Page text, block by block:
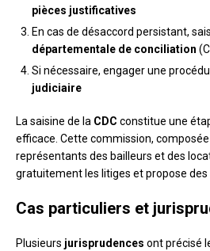
pièces justificatives
En cas de désaccord persistant,
départementale de conciliation
Si nécessaire, engager une
judiciaire
La saisine de la CDC constitue une
efficace. Cette commission,
représentants des bailleurs et des
gratuitement les litiges et propose des
Cas particuliers et
Plusieurs jurisprudences ont précisé